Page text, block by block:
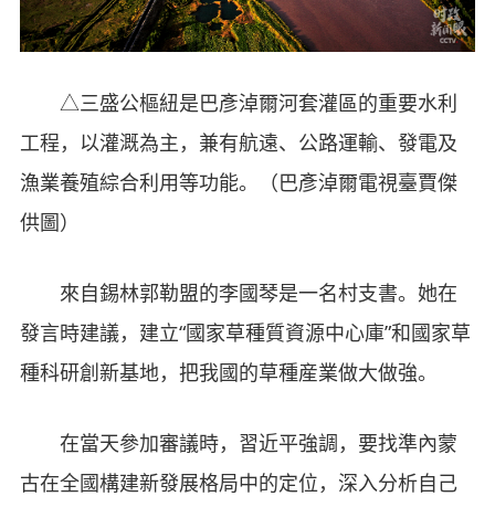
△三盛公樞紐是巴彥淖爾河套灌區的重要水利
工程，以灌溉為主，兼有航遠、公路運輸、發電及
漁業養殖綜合利用等功能。（巴彥淖爾電視臺賈傑
供圖）
來自錫林郭勒盟的李國琴是一名村支書。她在
發言時建議，建立“國家草種質資源中心庫”和國家草
種科研創新基地，把我國的草種産業做大做強。
在當天參加審議時，習近平強調，要找準內蒙
古在全國構建新發展格局中的定位，深入分析自己